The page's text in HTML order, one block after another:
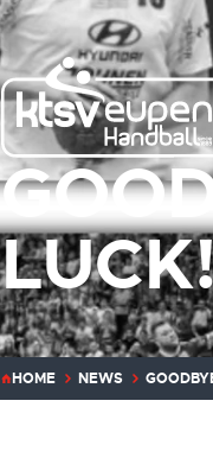
HOME NEWS